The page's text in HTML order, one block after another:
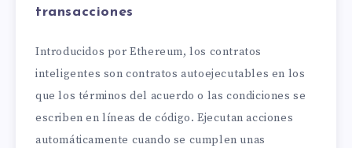
transacciones
Introducidos por Ethereum, los contratos
inteligentes son contratos autoejecutables en los
que los términos del acuerdo o las condiciones se
escriben en líneas de código. Ejecutan acciones
automáticamente cuando se cumplen unas